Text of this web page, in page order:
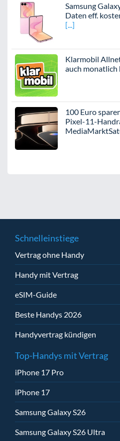
Samsung
Daten eff.
Klarmobil
auch monatlich
100 Euro
Pixel-11-
Schnelleinstiege
Vertrag ohne Handy
Handy mit Vertrag
eSIM-Guide
Beste Handys 2026
Handyvertrag kündigen
Top-Handys mit Vertrag
iPhone 17 Pro
iPhone 17
Samsung Galaxy S26
Samsung Galaxy S26 Ultra